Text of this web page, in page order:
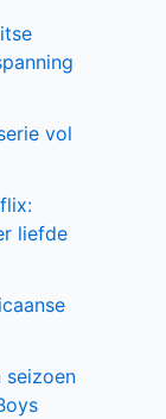
vol
liefde
seizoen